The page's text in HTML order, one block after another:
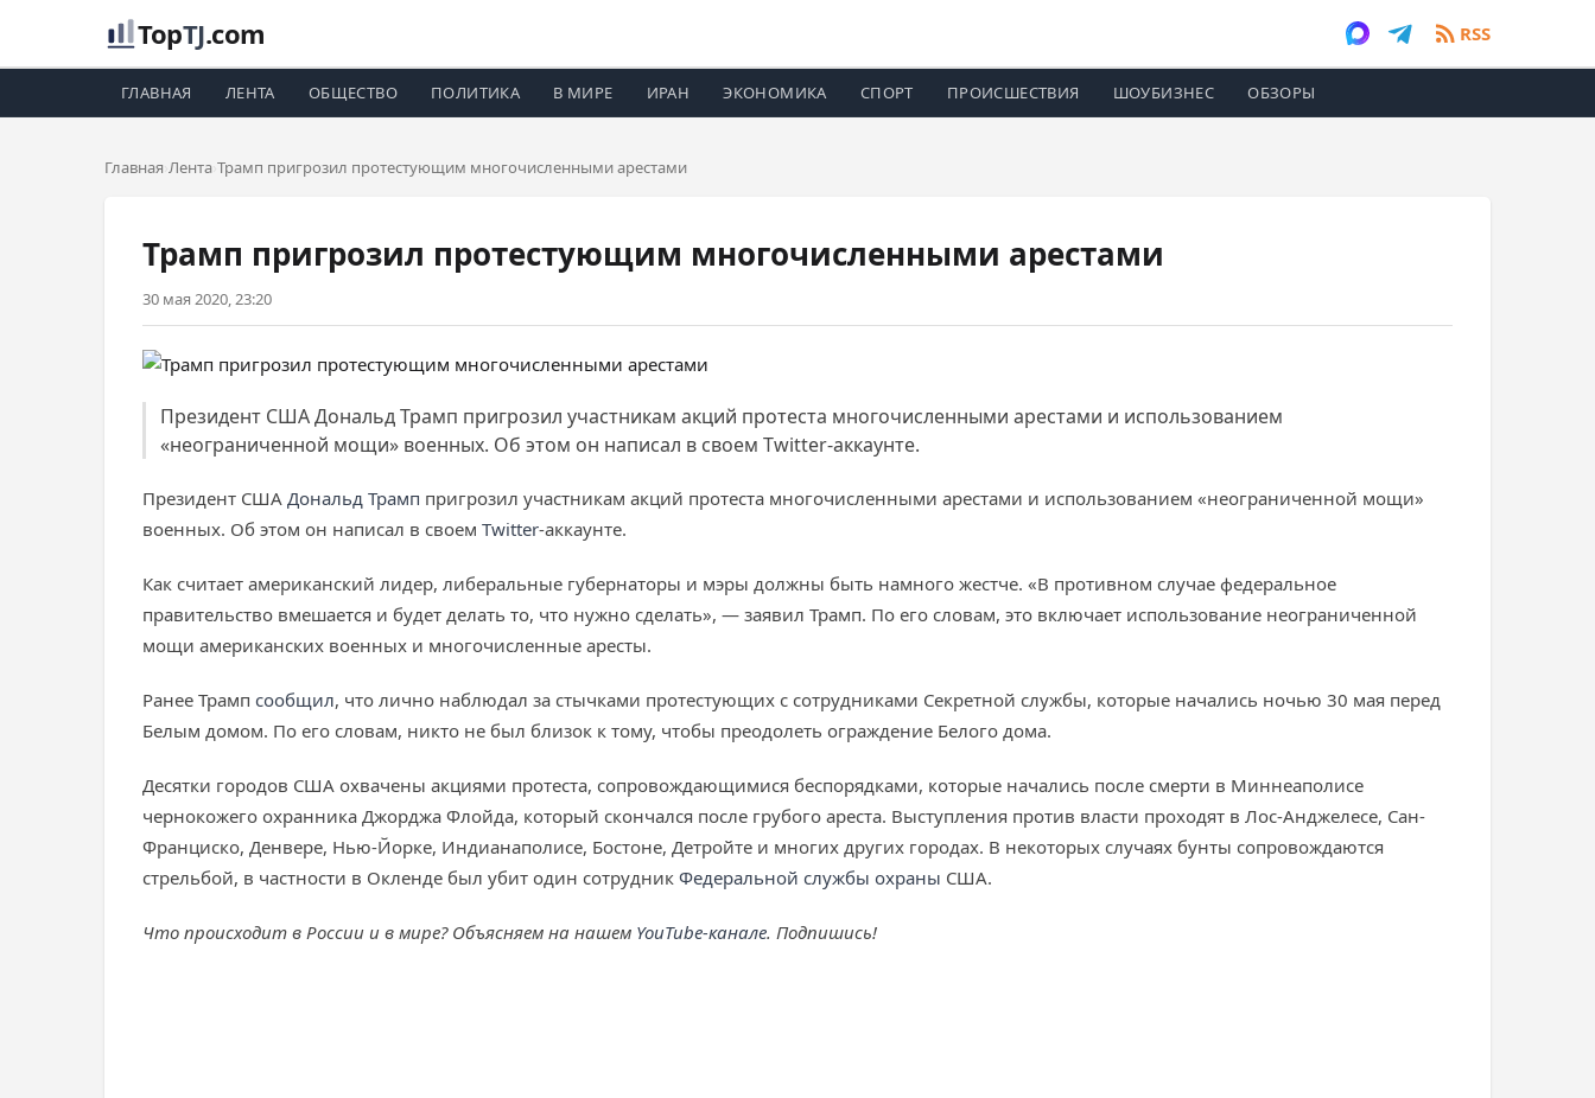
TopTJ.com RSS
ГЛАВНАЯ ЛЕНТА ОБЩЕСТВО ПОЛИТИКА В МИРЕ ИРАН ЭКОНОМИКА СПОРТ ПРОИСШЕСТВИЯ ШОУБИЗНЕС ОБЗОРЫ
Главная Лента Трамп пригрозил протестующим многочисленными арестами
Трамп пригрозил протестующим многочисленными арестами
30 мая 2020, 23:20
Президент США Дональд Трамп пригрозил участникам акций протеста многочисленными арестами и использованием
«неограниченной мощи» военных. Об этом он написал в своем Twitter-аккаунте.
Президент США Дональд Трамп пригрозил участникам акций протеста многочисленными арестами и использованием «неограниченной мощи»
военных. Об этом он написал в своем Twitter-аккаунте.
Как считает американский лидер, либеральные губернаторы и мэры должны быть намного жестче. «В противном случае федеральное
правительство вмешается и будет делать то, что нужно сделать», — заявил Трамп. По его словам, это включает использование неограниченной
мощи американских военных и многочисленные аресты.
Ранее Трамп сообщил, что лично наблюдал за стычками протестующих с сотрудниками Секретной службы, которые начались ночью 30 мая перед
Белым домом. По его словам, никто не был близок к тому, чтобы преодолеть ограждение Белого дома.
Десятки городов США охвачены акциями протеста, сопровождающимися беспорядками, которые начались после смерти в Миннеаполисе
чернокожего охранника Джорджа Флойда, который скончался после грубого ареста. Выступления против власти проходят в Лос-Анджелесе, Сан-
Франциско, Денвере, Нью-Йорке, Индианаполисе, Бостоне, Детройте и многих других городах. В некоторых случаях бунты сопровождаются
стрельбой, в частности в Окленде был убит один сотрудник Федеральной службы охраны США.
Что происходит в России и в мире? Объясняем на нашем YouTube-канале. Подпишись!